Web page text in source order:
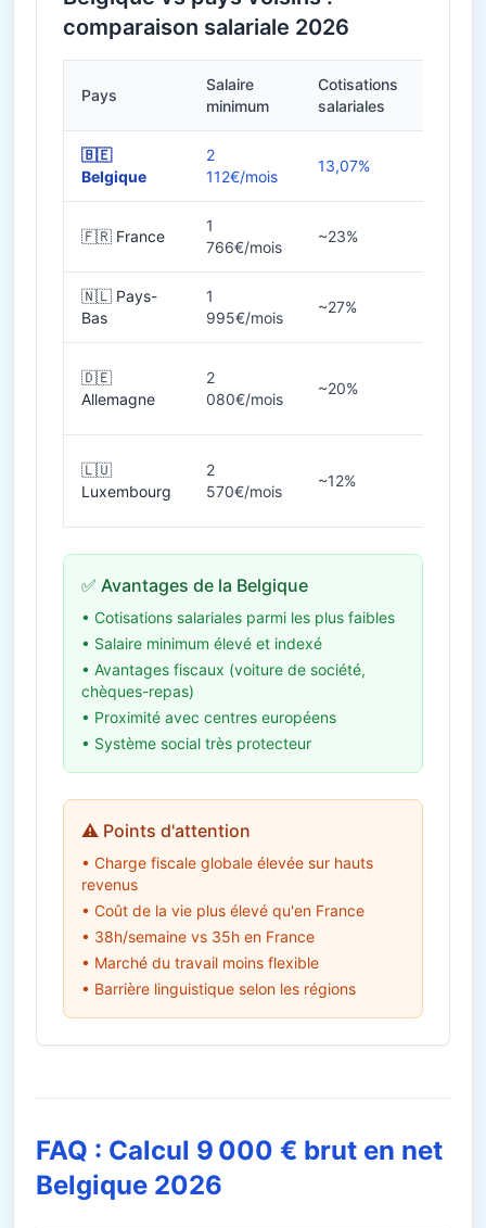
comparaison salariale 2026
Pays
Salaire
minimum
Cotisations
salariales
🇧🇪
Belgique
2
112€/mois
13,07%
🇫🇷 France
1
766€/mois
~23%
🇳🇱 Pays-
Bas
1
995€/mois
~27%
🇩🇪
Allemagne
2
080€/mois
~20%
🇱🇺
Luxembourg
2
570€/mois
~12%
✅ Avantages de la Belgique
• Cotisations salariales parmi les plus faibles
• Salaire minimum élevé et indexé
• Avantages fiscaux (voiture de société,
chèques-repas)
• Proximité avec centres européens
• Système social très protecteur
⚠️ Points d'attention
• Charge fiscale globale élevée sur hauts
revenus
• Coût de la vie plus élevé qu'en France
• 38h/semaine vs 35h en France
• Marché du travail moins flexible
• Barrière linguistique selon les régions
FAQ : Calcul 9 000 € brut en net
Belgique 2026